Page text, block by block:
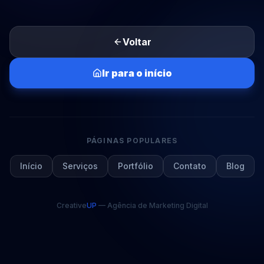
Voltar
Ir para o início
PÁGINAS POPULARES
Início Serviços Portfólio Contato Blog
CreativeUP — Agência de Marketing Digital